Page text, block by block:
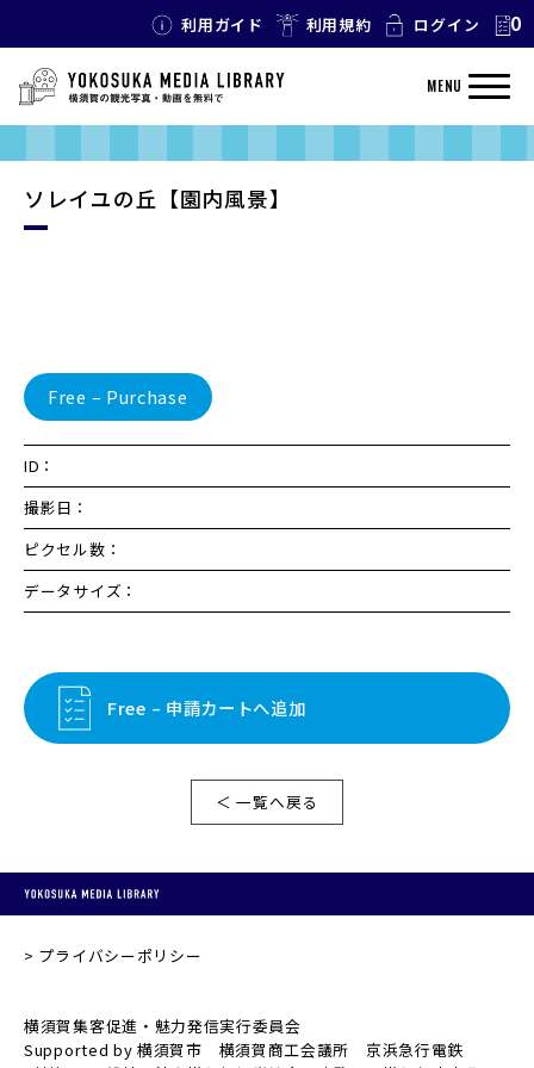
利用ガイド 利用規約 ログイン 0
MENU
ソレイユの丘【園内風景】
Free – Purchase
ID：
撮影日：
ピクセル数：
データサイズ：
Free – 申請カートへ追加
＜ 一覧へ戻る
プライバシーポリシー
横須賀集客促進・魅力発信実行委員会
Supported by 横須賀市 横須賀商工会議所 京浜急行電鉄